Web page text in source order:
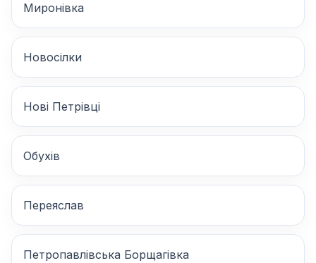
Миронівка
Новосілки
Нові Петрівці
Обухів
Переяслав
Петропавлівська Борщагівка